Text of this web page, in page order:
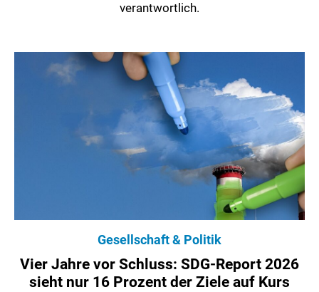
verantwortlich.
Gesellschaft & Politik
Vier Jahre vor Schluss: SDG-Report 2026
sieht nur 16 Prozent der Ziele auf Kurs